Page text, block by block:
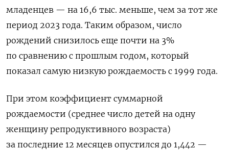
младенцев — на 16,6 тыс. меньше, чем за тот же
период 2023 года. Таким образом, число
рождений снизилось еще почти на 3%
по сравнению с прошлым годом, который
показал самую низкую рождаемость с 1999 года.
При этом коэффициент суммарной
рождаемости (среднее число детей на одну
женщину репродуктивного возраста)
за последние 12 месяцев опустился до 1,442 —